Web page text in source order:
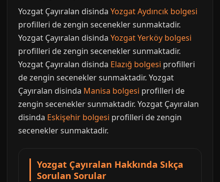
Yozgat Çayıralan disinda Yozgat Aydıncık bolgesi
profilleri de zengin secenekler sunmaktadir.
Yozgat Çayıralan disinda Yozgat Yerköy bolgesi
profilleri de zengin secenekler sunmaktadir.
Yozgat Çayıralan disinda Elazığ bolgesi profilleri
de zengin secenekler sunmaktadir. Yozgat
Çayıralan disinda Manisa bolgesi profilleri de
zengin secenekler sunmaktadir. Yozgat Çayıralan
disinda Eskişehir bolgesi profilleri de zengin
secenekler sunmaktadir.
Yozgat Çayıralan Hakkında Sıkça
Sorulan Sorular